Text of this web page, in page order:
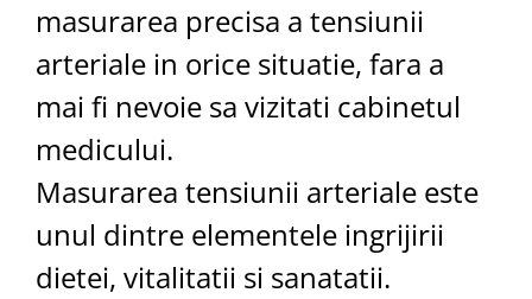
Carti
masurarea precisa a tensiunii
arteriale in orice situatie, fara a
mai fi nevoie sa vizitati cabinetul
medicului.
Masurarea tensiunii arteriale este
unul dintre elementele ingrijirii
dietei, vitalitatii si sanatatii.